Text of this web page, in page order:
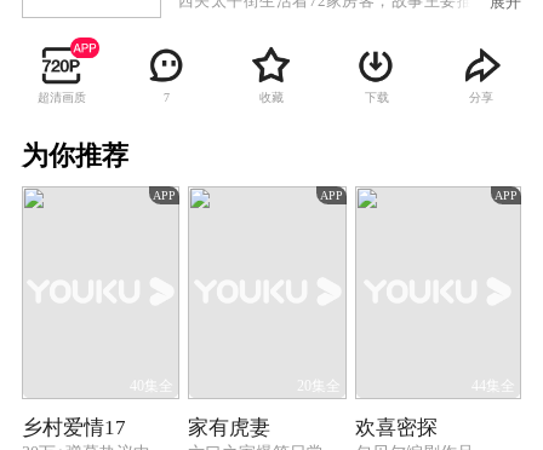
超清画质 7 收藏 下载 分享
为你推荐
APP
40集全
乡村爱情17
APP
20集全
家有虎妻
APP
44集全
欢喜密探